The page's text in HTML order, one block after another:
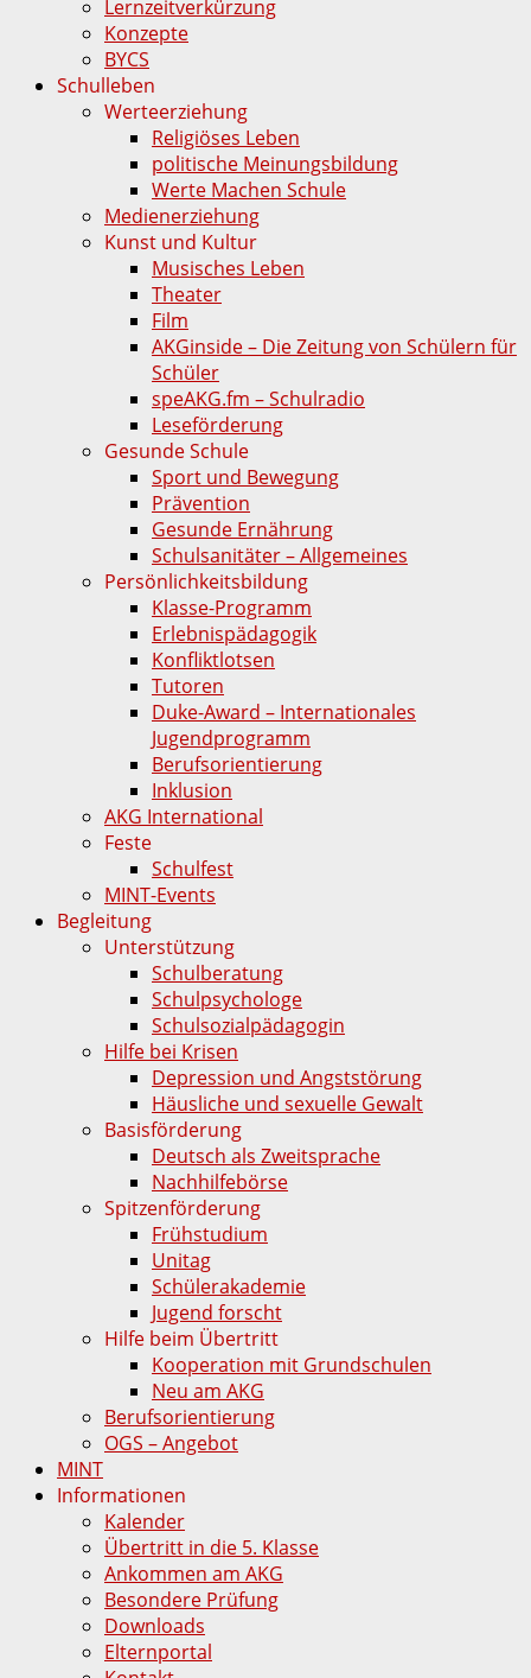
Lernzeitverkürzung
Konzepte
BYCS
Schulleben
Werteerziehung
Religiöses Leben
politische Meinungsbildung
Werte Machen Schule
Medienerziehung
Kunst und Kultur
Musisches Leben
Theater
Film
AKGinside – Die Zeitung von Schülern für
Schüler
speAKG.fm – Schulradio
Leseförderung
Gesunde Schule
Sport und Bewegung
Prävention
Gesunde Ernährung
Schulsanitäter – Allgemeines
Persönlichkeitsbildung
Klasse-Programm
Erlebnispädagogik
Konfliktlotsen
Tutoren
Duke-Award – Internationales
Jugendprogramm
Berufsorientierung
Inklusion
AKG International
Feste
Schulfest
MINT-Events
Begleitung
Unterstützung
Schulberatung
Schulpsychologe
Schulsozialpädagogin
Hilfe bei Krisen
Depression und Angststörung
Häusliche und sexuelle Gewalt
Basisförderung
Deutsch als Zweitsprache
Nachhilfebörse
Spitzenförderung
Frühstudium
Unitag
Schülerakademie
Jugend forscht
Hilfe beim Übertritt
Kooperation mit Grundschulen
Neu am AKG
Berufsorientierung
OGS – Angebot
MINT
Informationen
Kalender
Übertritt in die 5. Klasse
Ankommen am AKG
Besondere Prüfung
Downloads
Elternportal